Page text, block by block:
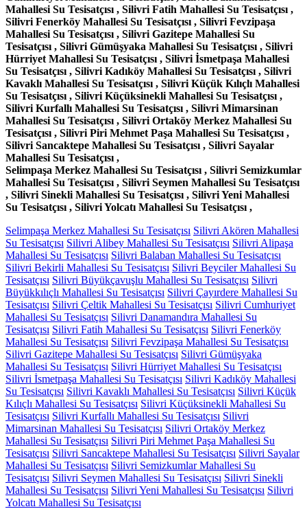
Mahallesi Su Tesisatçısı , Silivri Fatih Mahallesi Su Tesisatçısı ,
Silivri Fenerköy Mahallesi Su Tesisatçısı , Silivri Fevzipaşa
Mahallesi Su Tesisatçısı , Silivri Gazitepe Mahallesi Su
Tesisatçısı , Silivri Gümüşyaka Mahallesi Su Tesisatçısı , Silivri
Hürriyet Mahallesi Su Tesisatçısı , Silivri İsmetpaşa Mahallesi
Su Tesisatçısı , Silivri Kadıköy Mahallesi Su Tesisatçısı , Silivri
Kavaklı Mahallesi Su Tesisatçısı , Silivri Küçük Kılıçlı Mahallesi
Su Tesisatçısı , Silivri Küçüksinekli Mahallesi Su Tesisatçısı ,
Silivri Kurfallı Mahallesi Su Tesisatçısı , Silivri Mimarsinan
Mahallesi Su Tesisatçısı , Silivri Ortaköy Merkez Mahallesi Su
Tesisatçısı , Silivri Piri Mehmet Paşa Mahallesi Su Tesisatçısı ,
Silivri Sancaktepe Mahallesi Su Tesisatçısı , Silivri Sayalar
Mahallesi Su Tesisatçısı ,
Selimpaşa Merkez Mahallesi Su Tesisatçısı , Silivri Semizkumlar
Mahallesi Su Tesisatçısı , Silivri Seymen Mahallesi Su Tesisatçısı
, Silivri Sinekli Mahallesi Su Tesisatçısı , Silivri Yeni Mahallesi
Su Tesisatçısı , Silivri Yolcatı Mahallesi Su Tesisatçısı ,
Selimpaşa Merkez Mahallesi Su Tesisatçısı Silivri Akören Mahallesi
Su Tesisatçısı Silivri Alibey Mahallesi Su Tesisatçısı Silivri Alipaşa
Mahallesi Su Tesisatçısı Silivri Balaban Mahallesi Su Tesisatçısı
Silivri Bekirli Mahallesi Su Tesisatçısı Silivri Beyciler Mahallesi Su
Tesisatçısı Silivri Büyükçavuşlu Mahallesi Su Tesisatçısı Silivri
Büyükkılıçlı Mahallesi Su Tesisatçısı Silivri Çayırdere Mahallesi Su
Tesisatçısı Silivri Çeltik Mahallesi Su Tesisatçısı Silivri Cumhuriyet
Mahallesi Su Tesisatçısı Silivri Danamandıra Mahallesi Su
Tesisatçısı Silivri Fatih Mahallesi Su Tesisatçısı Silivri Fenerköy
Mahallesi Su Tesisatçısı Silivri Fevzipaşa Mahallesi Su Tesisatçısı
Silivri Gazitepe Mahallesi Su Tesisatçısı Silivri Gümüşyaka
Mahallesi Su Tesisatçısı Silivri Hürriyet Mahallesi Su Tesisatçısı
Silivri İsmetpaşa Mahallesi Su Tesisatçısı Silivri Kadıköy Mahallesi
Su Tesisatçısı Silivri Kavaklı Mahallesi Su Tesisatçısı Silivri Küçük
Kılıçlı Mahallesi Su Tesisatçısı Silivri Küçüksinekli Mahallesi Su
Tesisatçısı Silivri Kurfallı Mahallesi Su Tesisatçısı Silivri
Mimarsinan Mahallesi Su Tesisatçısı Silivri Ortaköy Merkez
Mahallesi Su Tesisatçısı Silivri Piri Mehmet Paşa Mahallesi Su
Tesisatçısı Silivri Sancaktepe Mahallesi Su Tesisatçısı Silivri Sayalar
Mahallesi Su Tesisatçısı Silivri Semizkumlar Mahallesi Su
Tesisatçısı Silivri Seymen Mahallesi Su Tesisatçısı Silivri Sinekli
Mahallesi Su Tesisatçısı Silivri Yeni Mahallesi Su Tesisatçısı Silivri
Yolcatı Mahallesi Su Tesisatçısı